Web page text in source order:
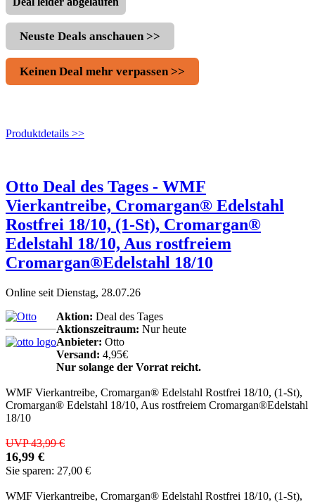
Neuste Deals anschauen >>
Keinen Deal mehr verpassen >>
Produktdetails >>
Otto Deal des Tages - WMF
Vierkantreibe, Cromargan® Edelstahl
Rostfrei 18/10, (1-St), Cromargan®
Edelstahl 18/10, Aus rostfreiem
Cromargan®Edelstahl 18/10
Online seit Dienstag, 28.07.26
Aktion: Deal des Tages
Aktionszeitraum: Nur heute
Anbieter: Otto
Versand: 4,95€
Nur solange der Vorrat reicht.
WMF Vierkantreibe, Cromargan® Edelstahl Rostfrei 18/10, (1-St),
Cromargan® Edelstahl 18/10, Aus rostfreiem Cromargan®Edelstahl
18/10
UVP 43,99 €
16,99 €
Sie sparen: 27,00 €
WMF Vierkantreibe, Cromargan® Edelstahl Rostfrei 18/10, (1-St),